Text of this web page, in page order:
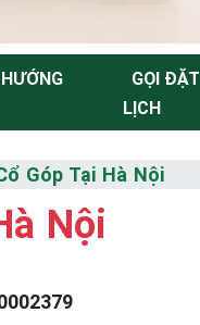
GỌI ĐẶT
LỊCH
Góp Tại Hà Nội
Nội